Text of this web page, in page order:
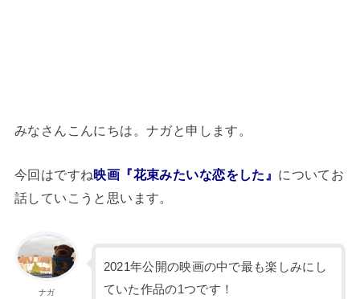
みなさんこんにちは。ナガと申します。
今回はですね映画『花束みたいな恋をした』 についてお
話していこうと思います。
ナガ
2021年公開の映画の中で最も楽しみにし
ていた作品の1つです！